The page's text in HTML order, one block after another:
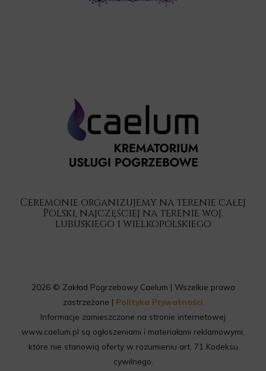
Ceremonie organizujemy na terenie całej
Polski, najczęściej na terenie woj.
lubuskiego i wielkopolskiego
2026 © Zakład Pogrzebowy Caelum | Wszelkie prawa
zastrzeżone | Polityka Prywatności
Informacje zamieszczone na stronie internetowej
www.caelum.pl są ogłoszeniami i materiałami reklamowymi,
które nie stanowią oferty w rozumieniu art. 71 Kodeksu
cywilnego.